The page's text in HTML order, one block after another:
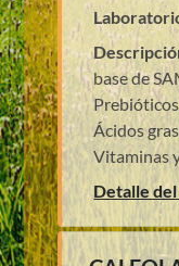
base de
Ácidos
Vitaminas
Detalle